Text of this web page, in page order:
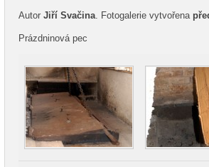
Autor Jiří Svačina. Fotogalerie vytvořena
Prázdninová pec